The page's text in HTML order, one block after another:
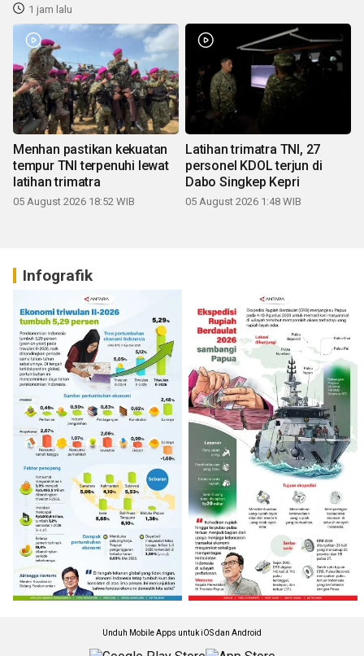
1 jam lalu
Menhan pastikan kekuatan
tempur TNI terpenuhi lewat
latihan trimatra
05 August 2026 18:52 WIB
Latihan trimatra TNI, 27
personel KDOL terjun di
Dabo Singkep Kepri
05 August 2026 1:48 WIB
Infografik
Unduh Mobile Apps untuk iOS dan Android